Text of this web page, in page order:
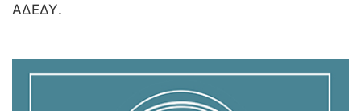
ΑΔΕΔΥ.